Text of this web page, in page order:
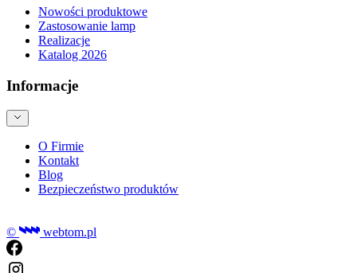
Nowości produktowe
Zastosowanie lamp
Realizacje
Katalog 2026
Informacje
O Firmie
Kontakt
Blog
Bezpieczeństwo produktów
© webtom.pl